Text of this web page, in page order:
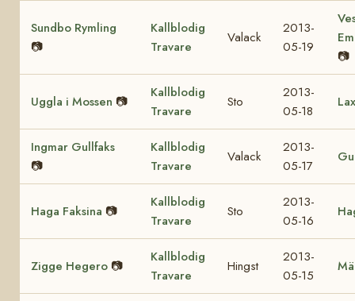
Sundbo Rymling
📷
Kallblodig
Travare
Valack
2013-
05-19
📷
Uggla i Mossen 📷
Kallblodig
Travare
Sto
2013-
05-18
Ingmar Gullfaks
📷
Kallblodig
Travare
Valack
2013-
05-17
Haga Faksina 📷
Kallblodig
Travare
Sto
2013-
05-16
Zigge Hegero 📷
Kallblodig
Travare
Hingst
2013-
05-15